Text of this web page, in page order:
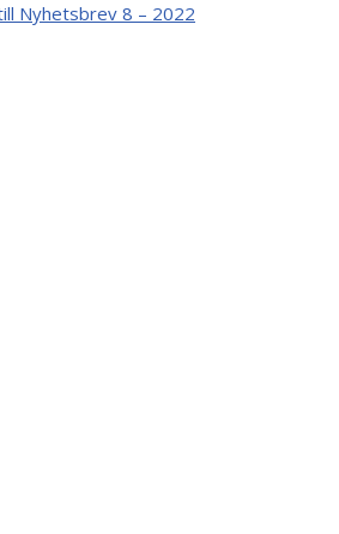
Nyhetsbrev 8 – 2022